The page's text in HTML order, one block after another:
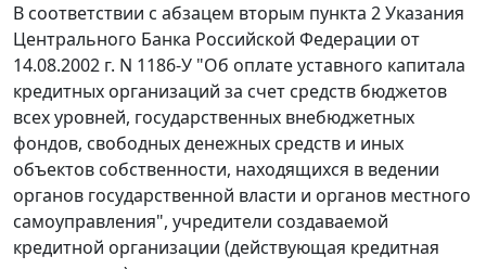
В соответствии с абзацем вторым пункта 2 Указания
Центрального Банка Российской Федерации от
14.08.2002 г. N 1186-У "Об оплате уставного капитала
кредитных организаций за счет средств бюджетов
всех уровней, государственных внебюджетных
фондов, свободных денежных средств и иных
объектов собственности, находящихся в ведении
органов государственной власти и органов местного
самоуправления", учредители создаваемой
кредитной организации (действующая кредитная